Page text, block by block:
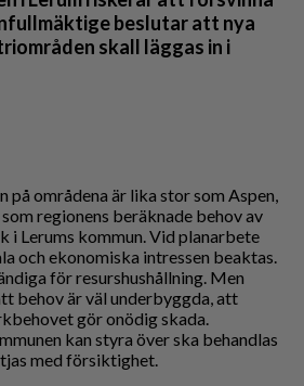
beslutar att nya
skall läggas in i
på områdena är lika stor som Aspen,
regionens beräknade behov av
i Lerums kommun. Vid planarbete
och ekonomiska intressen beaktas.
för resurshushållning. Men
behov är väl underbyggda, att
gör onödig skada.
kan styra över ska behandlas
med försiktighet.